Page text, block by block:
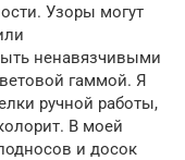
Узоры могут
ненавязчивыми
гаммой. Я
ручной работы,
В моей
и досок